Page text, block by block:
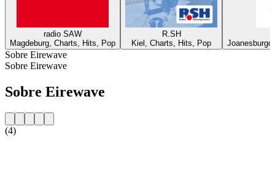
radio SAW
Magdeburg, Charts, Hits, Pop
R.SH
Kiel, Charts, Hits, Pop
Sobre Eirewave
Sobre Eirewave
Sobre Eirewave
(4)